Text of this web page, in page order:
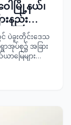
ေါမြို့နယ်၊
းနည်း
ည့်
စစ်ဆေး
ပဲခူးတိုင်းဒေသ
ာအုပ်စု၌ အခြား
ြေများအား
၊ ခရိုင်စီမံကိန်း